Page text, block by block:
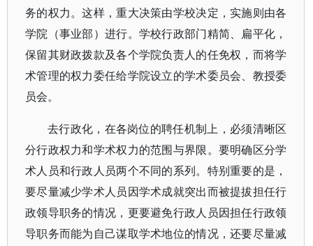
务的权力。这样，重大决策由学校决定，实施则由各
学院（事业部）进行。学校行政部门精简、扁平化，
保留其财政拨款及各个学院负责人的任免权，而将学
术管理的权力委任给学院设立的学术委员会、教授委
员会。
去行政化，在各岗位的聘任机制上，必须清晰区
分行政权力和学术权力的范围与界限。要明确区分学
术人员和行政人员两个不同的系列。特别重要的是，
要尽量减少学术人员因学术成就突出而被提拔担任行
政领导职务的情况，更要避免行政人员因担任行政领
导职务而能为自己谋取学术地位的情况，还要尽量减